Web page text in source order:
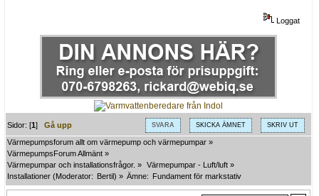
Loggat
SVARA SKICKA ÄMNET SKRIV UT
Sidor: [1]Gå upp
Värmepumpsforum allt om värmepump och värmepumpar »
VärmepumpsForum Allmänt »
Värmepumpar och installationsfrågor. » Värmepumpar - Luft/luft »
Installationer (Moderator: Bertil) » Ämne: Fundament för markstativ